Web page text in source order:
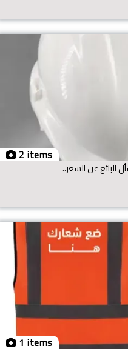
2 items
البائع عن السعر..
1 items